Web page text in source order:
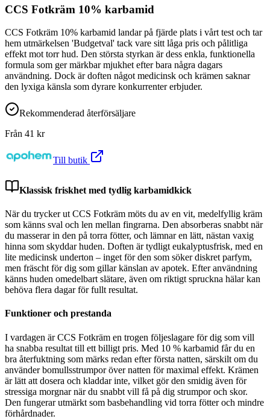
CCS Fotkräm 10% karbamid
CCS Fotkräm 10% karbamid landar på fjärde plats i vårt test och tar
hem utmärkelsen 'Budgetval' tack vare sitt låga pris och pålitliga
effekt mot torr hud. Den största styrkan är dess enkla, funktionella
formula som ger märkbar mjukhet efter bara några dagars
användning. Dock är doften något medicinsk och krämen saknar
den lyxiga känsla som dyrare konkurrenter erbjuder.
Rekommenderad återförsäljare
Från 41 kr
Till butik
Klassisk friskhet med tydlig karbamidkick
När du trycker ut CCS Fotkräm möts du av en vit, medelfyllig kräm
som känns sval och len mellan fingrarna. Den absorberas snabbt när
du masserar in den på torra fötter, och lämnar en lätt, nästan vaxig
hinna som skyddar huden. Doften är tydligt eukalyptusfrisk, med en
lite medicinsk underton – inget för den som söker diskret parfym,
men fräscht för dig som gillar känslan av apotek. Efter användning
känns huden omedelbart slätare, även om riktigt spruckna hälar kan
behöva flera dagar för fullt resultat.
Funktioner och prestanda
I vardagen är CCS Fotkräm en trogen följeslagare för dig som vill
ha snabba resultat till ett billigt pris. Med 10 % karbamid får du en
bra återfuktning som märks redan efter första natten, särskilt om du
använder bomullsstrumpor över natten för maximal effekt. Krämen
är lätt att dosera och kladdar inte, vilket gör den smidig även för
stressiga morgnar när du snabbt vill få på dig strumpor och skor.
Den fungerar utmärkt som basbehandling vid torra fötter och mindre
förhårdnader.